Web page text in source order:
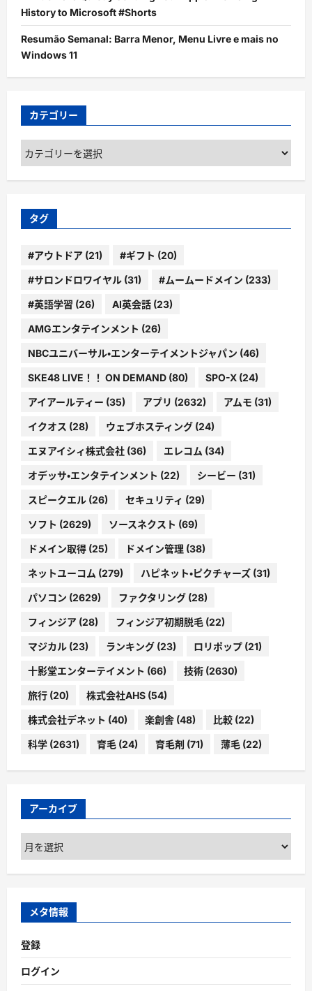
History to Microsoft #Shorts
Resumão Semanal: Barra Menor, Menu Livre e mais no
Windows 11
カテゴリー
カ
テ
ゴ
ー
タグ
#アウトドア (21) #ギフト (20)
#サロンドロワイヤル (31) #ムームードメイン (233)
#英語学習 (26) AI英会話 (23)
AMGエンタテインメント (26)
NBCユニバーサル・エンターテイメントジャパン (46)
SKE48 LIVE！！ ON DEMAND (80) SPO-X (24)
アイアールティー (35) アプリ (2632) アムモ (31)
イクオス (28) ウェブホスティング (24)
エヌアイシィ株式会社 (36) エレコム (34)
オデッサ・エンタテインメント (22) シービー (31)
スピークエル (26) セキュリティ (29)
ソフト (2629) ソースネクスト (69)
ドメイン取得 (25) ドメイン管理 (38)
ネットユーコム (279) ハピネット・ピクチャーズ (31)
パソコン (2629) ファクタリング (28)
フィンジア (28) フィンジア初期脱毛 (22)
マジカル (23) ランキング (23) ロリポップ (21)
十影堂エンターテイメント (66) 技術 (2630)
旅行 (20) 株式会社AHS (54)
株式会社デネット (40) 楽創舎 (48) 比較 (22)
科学 (2631) 育毛 (24) 育毛剤 (71) 薄毛 (22)
アーカイブ
ア
ー
カ
ブ
メタ情報
登録
ログイン